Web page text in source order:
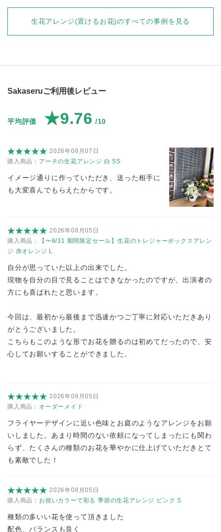
生花アレンジ(置けるお花)のすべての事例を見る
Sakaseruご利用後レビュー
平均評価 ★9.76 /10
2026年08月07日
購入商品： アーチの生花アレンジ 白 SS
イメージ通りに作っていただき、送った相手に
も大変喜んでもらえたからです。
2026年08月05日
購入商品：
【〜8/31 期間限定セール】生花のトレジャーボックスアレン
ジ 赤オレンジ L
自分が思っていた以上の出来でした。
現物を自分の目で見ることはできなかったのですが、出演者の
方にも喜ばれたと思います。
今回は、最初から最後まで迅速かつご丁寧に対応いただきあり
がとうございました。
こちらもこのような形でお花を贈るのは初めてだったので、安
心してお願いすることができました。
2026年08月05日
購入商品： オーダーメイド
フライヤーデザインに近い色味とお庭のようなアレンジをお願
いしました。あまり時間のない依頼になってしまったにも関わ
らず、たくさんの種類のお花を華やかに仕上げていただきとて
も素敵でした！
2026年08月05日
購入商品： お祝いカラーで彩る 季節の生花アレンジ ピンク S
種類の多いい花を使って頂きました
配色、バランスも良く